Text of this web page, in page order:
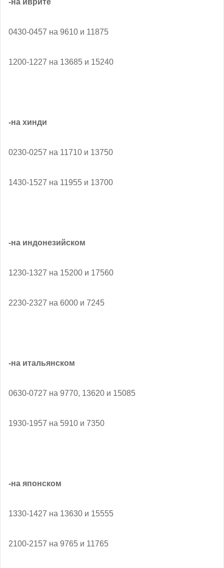
-на иврите
0430-0457 на 9610 и 11875
1200-1227 на 13685 и 15240
-на хинди
0230-0257 на 11710 и 13750
1430-1527 на 11955 и 13700
-на индонезийском
1230-1327 на 15200 и 17560
2230-2327 на 6000 и 7245
-на итальянском
0630-0727 на 9770, 13620 и 15085
1930-1957 на 5910 и 7350
-на японском
1330-1427 на 13630 и 15555
2100-2157 на 9765 и 11765